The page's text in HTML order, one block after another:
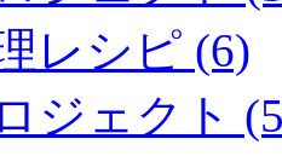
レシピ (6)
ジェクト